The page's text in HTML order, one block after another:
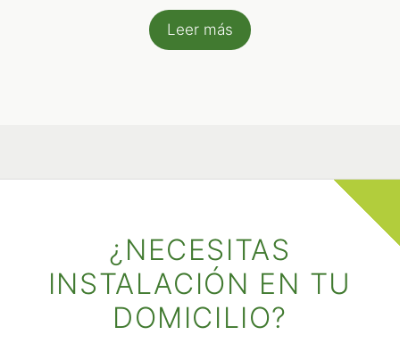
Leer más
¿NECESITAS
INSTALACIÓN EN TU
DOMICILIO?